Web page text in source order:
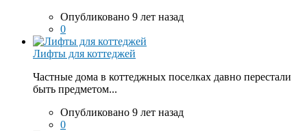
Опубликовано 9 лет назад
0
Лифты для коттеджей
Частные дома в коттеджных поселках давно перестали
быть предметом...
Опубликовано 9 лет назад
0